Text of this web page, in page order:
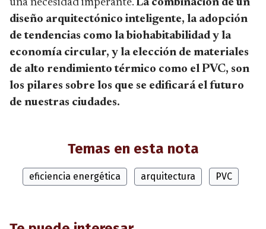
diseño arquitectónico inteligente, la adopción
de tendencias como la biohabitabilidad y la
economía circular, y la elección de materiales
de alto rendimiento térmico como el PVC, son
los pilares sobre los que se edificará el futuro
de nuestras ciudades.
Temas en esta nota
eficiencia energética arquitectura PVC